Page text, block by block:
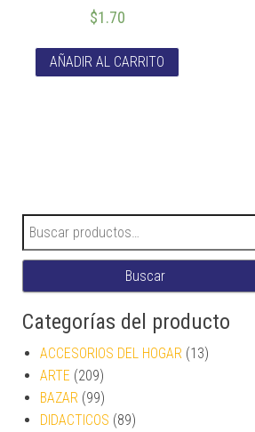
$1.70
AÑADIR AL CARRITO
Buscar por:
Buscar
Categorías del producto
ACCESORIOS DEL HOGAR (13)
ARTE (209)
BAZAR (99)
DIDACTICOS (89)